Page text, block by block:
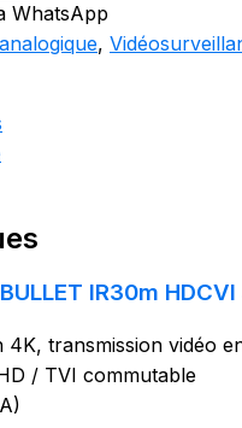
WhatsApp
,
IR30m
4K, transmission vidéo
/ TVI commutable